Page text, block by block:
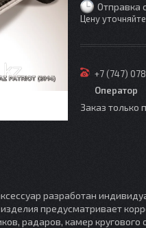
Отправка
Цену уточняйте
+7 (747)
Оператор
Заказ только
разработан
предусматривает
радаров, камер